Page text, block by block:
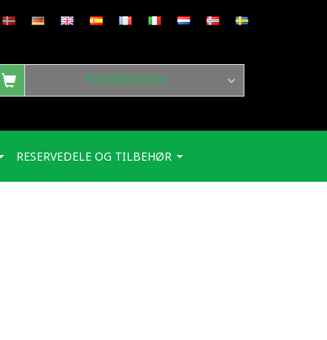
INDKØBSKURV
RESERVEDELE OG TILBEHØR